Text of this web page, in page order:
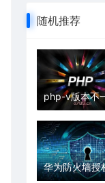
随机推荐